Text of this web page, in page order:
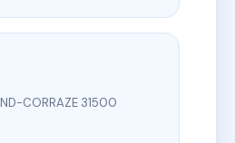
CORRAZE 31500